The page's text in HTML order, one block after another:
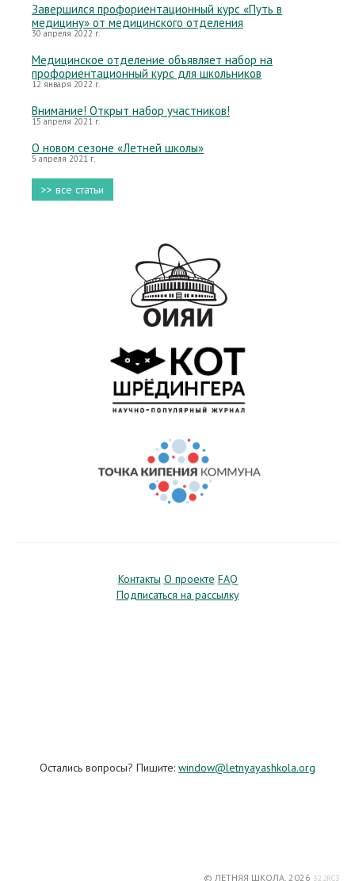
Завершился профориентационный курс «Путь в
медицину» от медицинского отделения
30 апреля 2022 г.
Медицинское отделение объявляет набор на
профориентационный курс для школьников
12 января 2022 г.
Внимание! Открыт набор участников!
15 апреля 2021 г.
О новом сезоне «Летней школы»
5 апреля 2021 г.
>> все статьи
Контакты О проекте FAQ
Подписаться на рассылку
Остались вопросы? Пишите: window@letnyayashkola.org
© ЛЕТНЯЯ ШКОЛА, 2026 32.2RC3